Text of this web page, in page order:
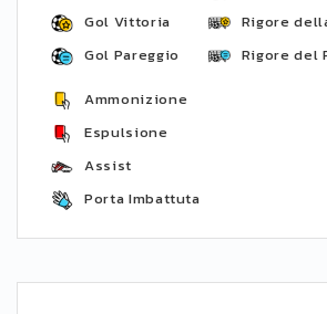
Gol Vittoria
Gol Pareggio
Rigore
Rigore del
Ammonizione
Espulsione
Assist
Porta Imbattuta